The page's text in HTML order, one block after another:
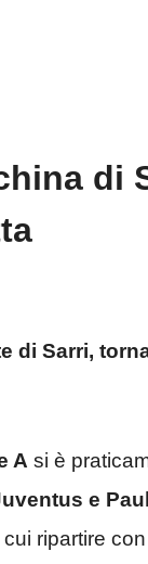
di
di Sarri,
A si è
e
ripartire